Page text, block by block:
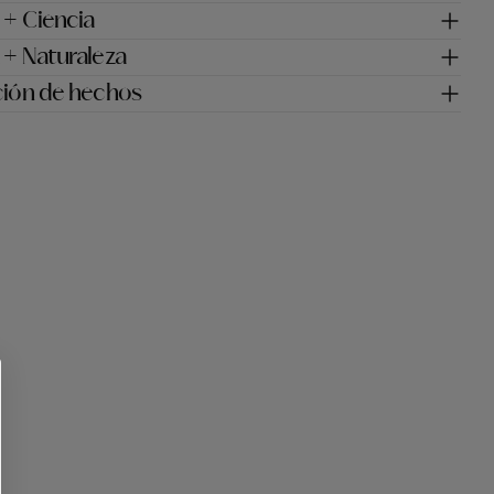
Ciencia
Naturaleza
de hechos